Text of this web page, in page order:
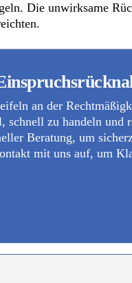
Die unwirksame
an der
schnell zu handeln
Beratung, um
mit uns auf, um